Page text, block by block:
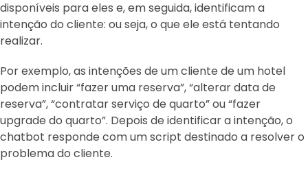
disponíveis para eles e, em seguida, identificam a
intenção do cliente: ou seja, o que ele está tentando
realizar.
Por exemplo, as intenções de um cliente de um hotel
podem incluir “fazer uma reserva”, “alterar data de
reserva”, “contratar serviço de quarto” ou “fazer
upgrade do quarto”. Depois de identificar a intenção, o
chatbot responde com um script destinado a resolver o
problema do cliente.